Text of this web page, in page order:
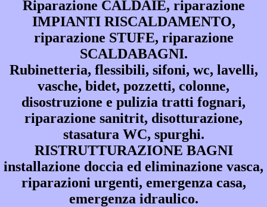
Riparazione CALDAIE, riparazione
IMPIANTI RISCALDAMENTO,
riparazione STUFE, riparazione
SCALDABAGNI.
Rubinetteria, flessibili, sifoni, wc, lavelli,
vasche, bidet, pozzetti, colonne,
disostruzione e pulizia tratti fognari,
riparazione sanitrit, disotturazione,
stasatura WC, spurghi.
RISTRUTTURAZIONE BAGNI
installazione doccia ed eliminazione vasca,
riparazioni urgenti, emergenza casa,
emergenza idraulico.